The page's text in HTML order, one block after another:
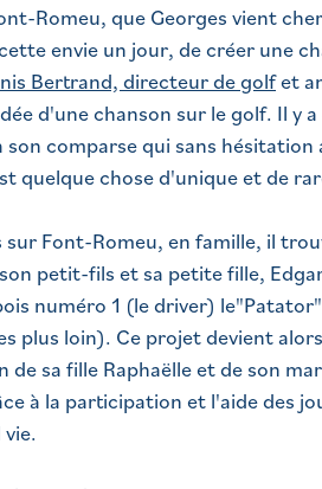
Romeu, que Georges vient
envie un jour, de créer une
Bertrand, directeur de golfet
d'une chanson sur le golf. Il y a
comparse qui sans hésitation
quelque chose d'unique et de
sur Font-Romeu, en famille, il
petit-fils et sa petite fille,
numéro 1 (le driver)
plus loin). Ce projet devient
sa fille Raphaëlle et de son
à la participation et l'aide des